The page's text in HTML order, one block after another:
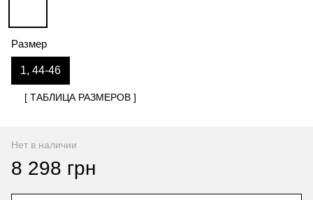
Размер
1, 44-46
[ ТАБЛИЦА РАЗМЕРОВ ]
Нет в наличии
8 298 грн